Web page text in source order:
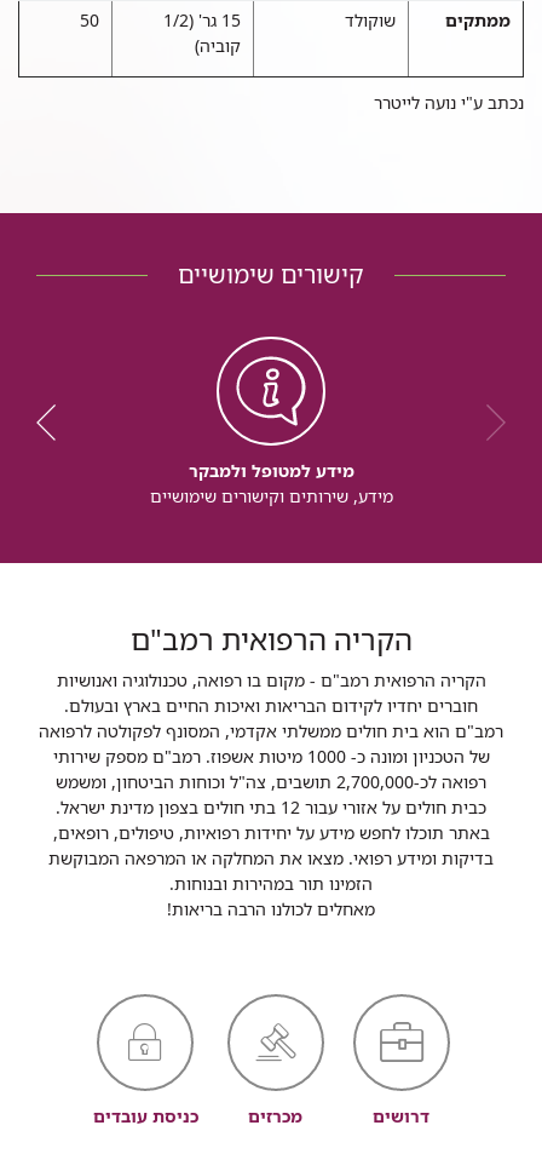
ממתקים שוקולד
15 גר' (1/2
קוביה)
50
נכתב ע"י נועה לייטרר
קישורים שימושיים
מידע למטופל ולמבקר
מידע, שירותים וקישורים שימושיים
הקריה הרפואית רמב"ם
הקריה הרפואית רמב"ם - מקום בו רפואה, טכנולוגיה ואנושיות
חוברים יחדיו לקידום הבריאות ואיכות החיים בארץ ובעולם.
רמב"ם הוא בית חולים ממשלתי אקדמי, המסונף לפקולטה לרפואה
של הטכניון ומונה כ- 1000 מיטות אשפוז. רמב"ם מספק שירותי
רפואה לכ-2,700,000 תושבים, צה"ל וכוחות הביטחון, ומשמש
כבית חולים על אזורי עבור 12 בתי חולים בצפון מדינת ישראל.
באתר תוכלו לחפש מידע על יחידות רפואיות, טיפולים, רופאים,
בדיקות ומידע רפואי. מצאו את המחלקה או המרפאה המבוקשת
הזמינו תור במהירות ובנוחות.
מאחלים לכולנו הרבה בריאות!
דרושים מכרזים כניסת עובדים